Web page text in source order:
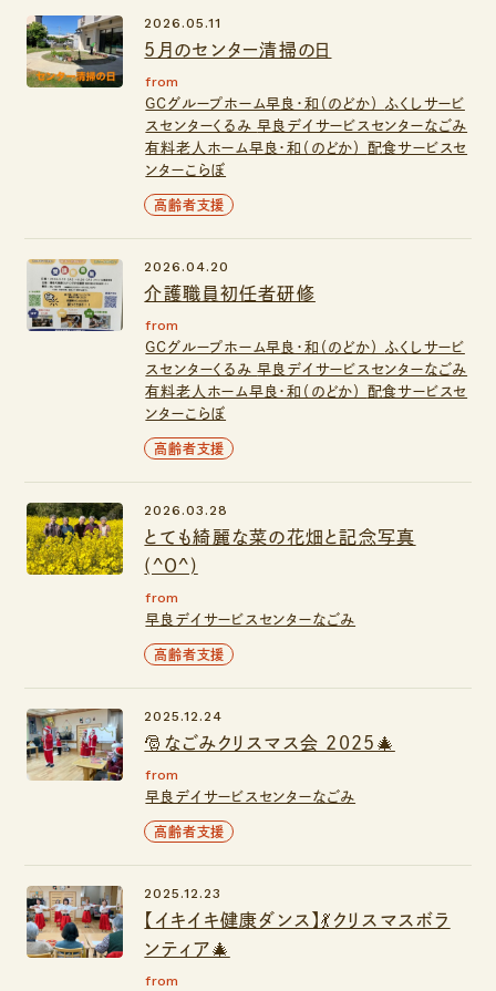
5月のセンター清掃の日
2026.05.11
from
GCグループホーム早良・和（のどか） ふくしサービ
スセンターくるみ早良デイサービスセンターなごみ
有料老人ホーム早良・和（のどか） 配食サービスセ
ンターこらぼ
高齢者支援
介護職員初任者研修
2026.04.20
from
GCグループホーム早良・和（のどか） ふくしサービ
スセンターくるみ早良デイサービスセンターなごみ
有料老人ホーム早良・和（のどか） 配食サービスセ
ンターこらぼ
高齢者支援
とても綺麗な菜の花畑と記念写真
(^O^)
2026.03.28
from
早良デイサービスセンターなごみ
高齢者支援
🎅なごみクリスマス会 2025🎄
2025.12.24
from
早良デイサービスセンターなごみ
高齢者支援
【イキイキ健康ダンス】💃クリスマスボラ
ンティア🎄
2025.12.23
from